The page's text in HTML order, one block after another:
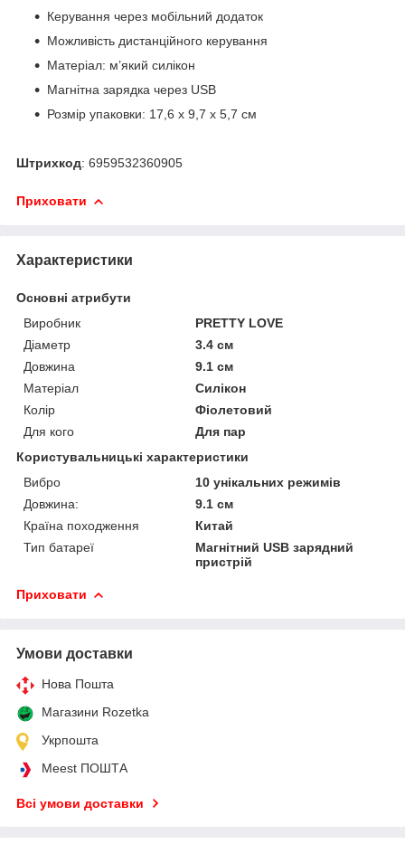
Керування через мобільний додаток
Можливість дистанційного керування
Матеріал: м’який силікон
Магнітна зарядка через USB
Розмір упаковки: 17,6 x 9,7 x 5,7 см
Штрихкод: 6959532360905
Приховати
Характеристики
Основні атрибути
Виробник
PRETTY LOVE
Діаметр
3.4 см
Довжина
9.1 см
Матеріал
Силікон
Колір
Фіолетовий
Для кого
Для пар
Користувальницькі характеристики
Вибро
10 унікальних режимів
Довжина:
9.1 см
Країна походження
Китай
Тип батареї
Магнітний USB зарядний
пристрій
Приховати
Умови доставки
Нова Пошта
Магазини Rozetka
Укрпошта
Meest ПОШТА
Всі умови доставки